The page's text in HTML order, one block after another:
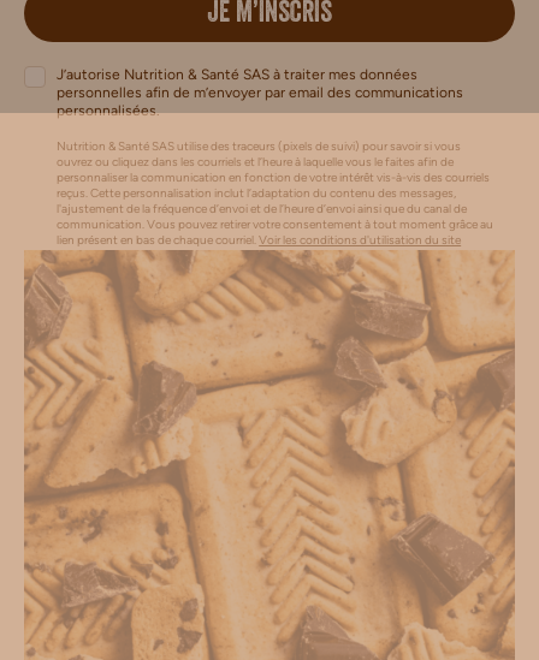
JE M’INSCRIS
J’autorise Nutrition & Santé SAS à traiter mes données
personnelles afin de m’envoyer par email des communications
personnalisées.
Nutrition & Santé SAS utilise des traceurs (pixels de suivi) pour savoir si vous
ouvrez ou cliquez dans les courriels et l’heure à laquelle vous le faites afin de
personnaliser la communication en fonction de votre intérêt vis-à-vis des courriels
reçus. Cette personnalisation inclut l’adaptation du contenu des messages,
l'ajustement de la fréquence d’envoi et de l’heure d’envoi ainsi que du canal de
communication. Vous pouvez retirer votre consentement à tout moment grâce au
lien présent en bas de chaque courriel.Voir les conditions d'utilisation du site